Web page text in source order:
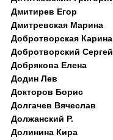
Дмитирев Егор
Дмитревская Марина
Добротворская Карина
Добротворский Сергей
Добрякова Елена
Додин Лев
Докторов Борис
Долгачев Вячеслав
Должанский Р.
Долинина Кира